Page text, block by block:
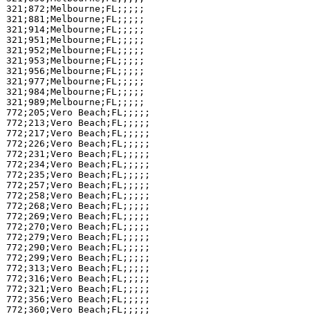
321;872;Melbourne;FL;;;;;
321;881;Melbourne;FL;;;;;
321;914;Melbourne;FL;;;;;
321;951;Melbourne;FL;;;;;
321;952;Melbourne;FL;;;;;
321;953;Melbourne;FL;;;;;
321;956;Melbourne;FL;;;;;
321;977;Melbourne;FL;;;;;
321;984;Melbourne;FL;;;;;
321;989;Melbourne;FL;;;;;
772;205;Vero Beach;FL;;;;;
772;213;Vero Beach;FL;;;;;
772;217;Vero Beach;FL;;;;;
772;226;Vero Beach;FL;;;;;
772;231;Vero Beach;FL;;;;;
772;234;Vero Beach;FL;;;;;
772;235;Vero Beach;FL;;;;;
772;257;Vero Beach;FL;;;;;
772;258;Vero Beach;FL;;;;;
772;268;Vero Beach;FL;;;;;
772;269;Vero Beach;FL;;;;;
772;270;Vero Beach;FL;;;;;
772;279;Vero Beach;FL;;;;;
772;290;Vero Beach;FL;;;;;
772;299;Vero Beach;FL;;;;;
772;313;Vero Beach;FL;;;;;
772;316;Vero Beach;FL;;;;;
772;321;Vero Beach;FL;;;;;
772;356;Vero Beach;FL;;;;;
772;360;Vero Beach;FL;;;;;